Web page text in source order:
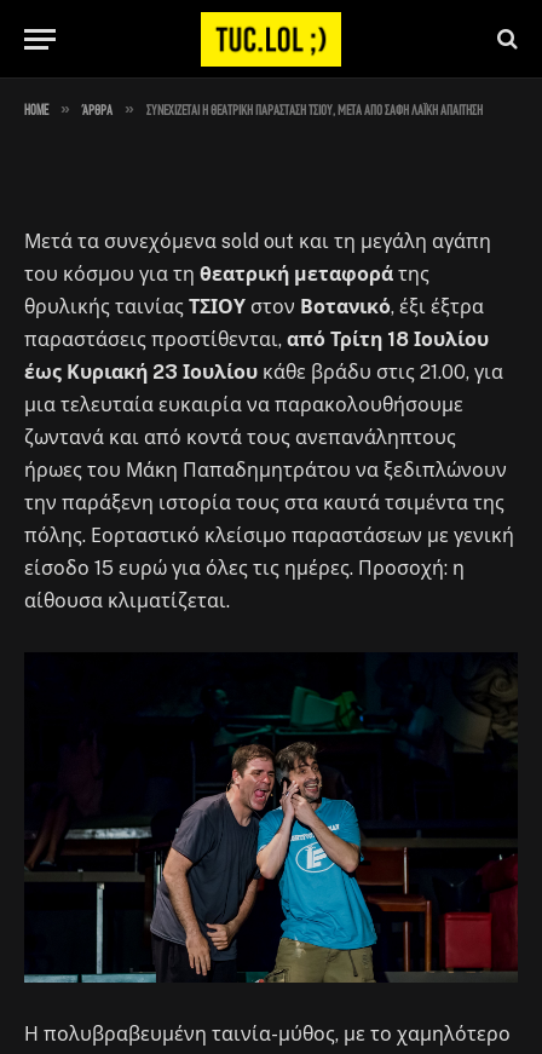
Home » Άρθρα » Συνεχίζεται η θεατρική παράσταση Τσίου, μετά από σαφή λαϊκή απαίτηση
απαίτηση
Μετά τα συνεχόμενα sold out και τη μεγάλη αγάπη
του κόσμου για τη θεατρική μεταφορά της
θρυλικής ταινίας ΤΣΙΟΥ στον Βοτανικό, έξι έξτρα
παραστάσεις προστίθενται, από Τρίτη 18 Ιουλίου
έως Κυριακή 23 Ιουλίου κάθε βράδυ στις 21.00, για
μια τελευταία ευκαιρία να παρακολουθήσουμε
ζωντανά και από κοντά τους ανεπανάληπτους
ήρωες του Μάκη Παπαδημητράτου να ξεδιπλώνουν
την παράξενη ιστορία τους στα καυτά τσιμέντα της
πόλης. Εορταστικό κλείσιμο παραστάσεων με γενική
είσοδο 15 ευρώ για όλες τις ημέρες. Προσοχή: η
αίθουσα κλιματίζεται.
Η πολυβραβευμένη ταινία-μύθος, με το χαμηλότερο